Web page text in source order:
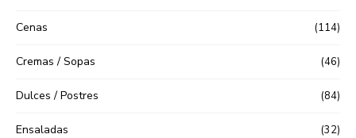
Cenas (114)
Cremas / Sopas (46)
Dulces / Postres (84)
Ensaladas (32)